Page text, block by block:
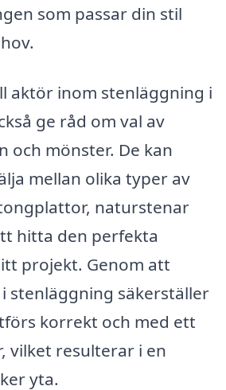
som passar din stil
aktör inom stenläggning i
ge råd om val av
och mönster. De kan
mellan olika typer av
naturstenar
hitta den perfekta
projekt. Genom att
stenläggning säkerställer
korrekt och med ett
vilket resulterar i en
yta.